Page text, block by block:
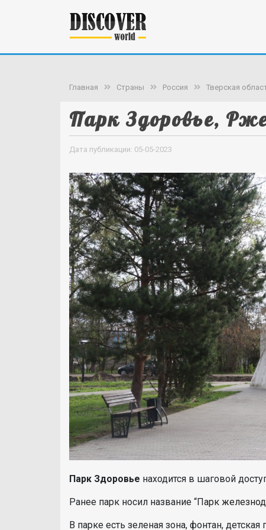
Главная Страны Россия Тверская
Парк Здоровье,
Дата публикации: 05-05-2023
Парк Здоровье находится в шаговой
Ранее парк носил название “Парк
В парке есть зеленая зона, фонтан,